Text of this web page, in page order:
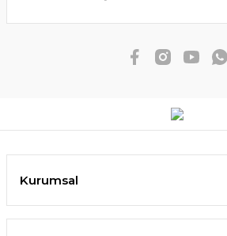
Kurumsal